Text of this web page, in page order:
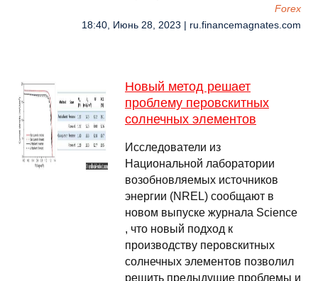
Forex
18:40, Июнь 28, 2023 | ru.financemagnates.com
Новый метод решает
проблему перовскитных
солнечных элементов
Исследователи из
Национальной лаборатории
возобновляемых источников
энергии (NREL) сообщают в
новом выпуске журнала Science
, что новый подход к
производству перовскитных
солнечных элементов позволил
решить предыдущие проблемы и